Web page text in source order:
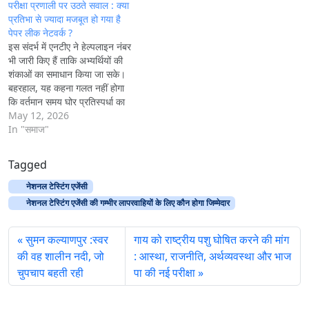
परीक्षा प्रणाली पर उठते सवाल : क्या
प्रतिभा से ज्यादा मजबूत हो गया है
पेपर लीक नेटवर्क ?
इस संदर्भ में एनटीए ने हेल्पलाइन नंबर
भी जारी किए हैं ताकि अभ्यर्थियों की
शंकाओं का समाधान किया जा सके।
बहरहाल, यह कहना गलत नहीं होगा
कि वर्तमान समय घोर प्रतिस्पर्धा का
दौर है और इस दौर में लगभग हर
परीक्षा कठिन और तनावपूर्ण हो चुकी
May 12, 2026
In "समाज"
Tagged
नेशनल टेस्टिंग एजेंसी
नेशनल टेस्टिंग एजेंसी की गम्भीर लापरवाहियों के लिए कौन होगा जिम्मेदार
सुमन कल्याणपुर :स्वर
की वह शालीन नदी, जो
चुपचाप बहती रही
गाय को राष्ट्रीय पशु घोषित करने की मांग
: आस्था, राजनीति, अर्थव्यवस्था और भाज
पा की नई परीक्षा